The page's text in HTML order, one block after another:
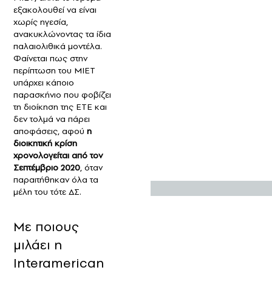
εξακολουθεί να είναι
χωρίς ηγεσία,
ανακυκλώνοντας τα ίδια
παλαιολιθικά μοντέλα.
Φαίνεται πως στην
περίπτωση του ΜΙΕΤ
υπάρχει κάποιο
παρασκήνιο που φοβίζει
τη διοίκηση της ΕΤΕ και
δεν τολμά να πάρει
αποφάσεις, αφού η
διοικητική κρίση
χρονολογείται από τον
Σεπτέμβριο 2020, όταν
παραιτήθηκαν όλα τα
μέλη του τότε ΔΣ.
Με ποιους
μιλάει η
Interamerican